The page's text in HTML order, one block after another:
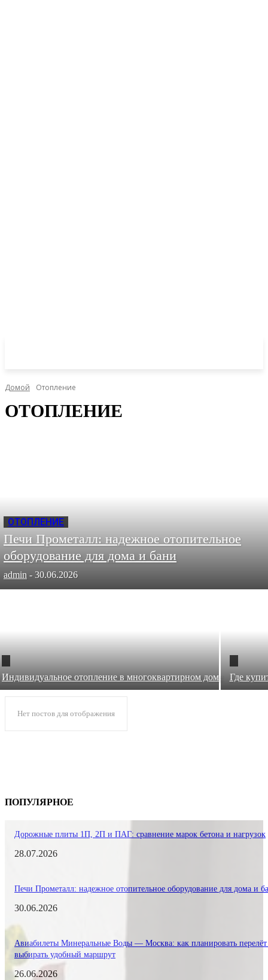
Домой Отопление
ОТОПЛЕНИЕ
ОТОПЛЕНИЕ
Печи Прометалл: надежное отопительное
оборудование для дома и бани
admin - 30.06.2026
Индивидуальное отопление в многоквартирном доме Где
Нет постов для отображения
ПОПУЛЯРНОЕ
Дорожные плиты 1П, 2П и ПАГ: сравнение марок бетона и нагрузок
28.07.2026
Печи Прометалл: надежное отопительное оборудование для дома и
30.06.2026
Авиабилеты Минеральные Воды — Москва: как планировать
выбирать удобный маршрут
26.06.2026